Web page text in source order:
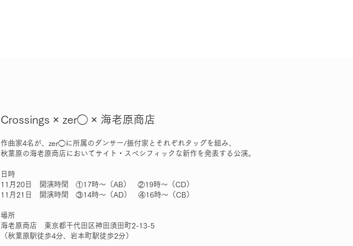
Crossings × zer◯ × 海老原商店
作曲家4名が、zer◯に所属のダンサー/振付家とそれぞれタッグを組み、
秋葉原の海老原商店においてサイト・スペシフィックな新作を発表する公演。
日時
11月20日 開演時間 ①17時～（AB） ②19時～（CD）
11月21日 開演時間 ③14時～（AD） ④16時～（CB）
場所
海老原商店 東京都千代田区神田須田町2-13-5
（秋葉原駅徒歩4分、岩本町駅徒歩2分）